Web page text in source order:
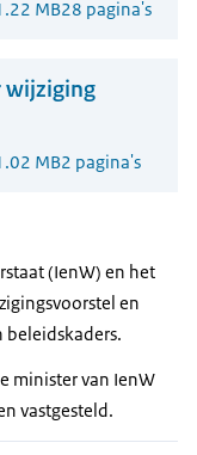
MB28 pagina's
wijziging
MB2 pagina's
(IenW) en het
en
beleidskaders.
minister van IenW
vastgesteld.